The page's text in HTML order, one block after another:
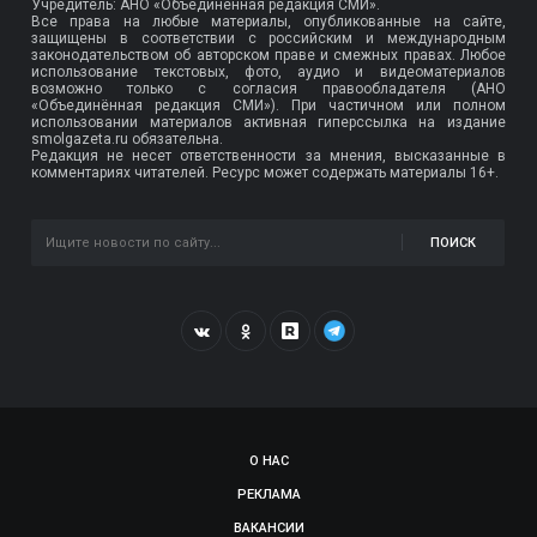
Учредитель: АНО «Объединенная редакция СМИ».
Все права на любые материалы, опубликованные на сайте,
защищены в соответствии с российским и международным
законодательством об авторском праве и смежных правах. Любое
использование текстовых, фото, аудио и видеоматериалов
возможно только с согласия правообладателя (АНО
«Объединённая редакция СМИ»). При частичном или полном
использовании материалов активная гиперссылка на издание
smolgazeta.ru обязательна.
Редакция не несет ответственности за мнения, высказанные в
комментариях читателей. Ресурс может содержать материалы 16+.
ПОИСК
О НАС
РЕКЛАМА
ВАКАНСИИ